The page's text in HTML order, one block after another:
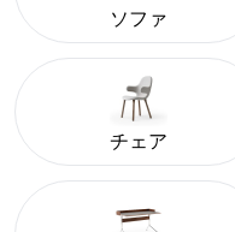
ソファ
チェア